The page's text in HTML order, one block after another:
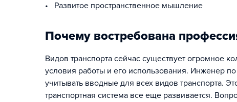
• Развитое пространственное мышление
Почему востребована
Видов транспорта сейчас существует огромное
условия работы и его использования. Инженер по
учитывать вводные для всех видов транспорта.
транспортная система все еще развивается.